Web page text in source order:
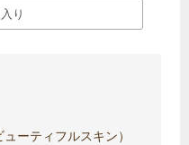
り
ーティフルスキン）